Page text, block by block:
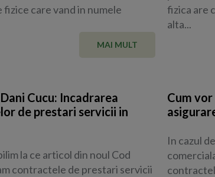
care vand in numele
MAI MULT
fizica are
alta...
Cucu: Incadrarea
de prestari servicii in
la ce articol din noul Cod
contractele de prestari servicii
Cum
In cazul